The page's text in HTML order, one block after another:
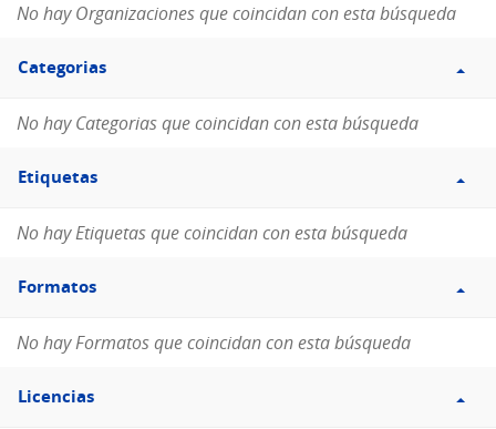
No hay Organizaciones que coincidan con esta búsqueda
Filtro
Categorias
Categorias
No hay Categorias que coincidan con esta búsqueda
Filtro
Etiquetas
Etiquetas
No hay Etiquetas que coincidan con esta búsqueda
Filtro
Formatos
Formatos
No hay Formatos que coincidan con esta búsqueda
Filtro
Licencias
Licencias